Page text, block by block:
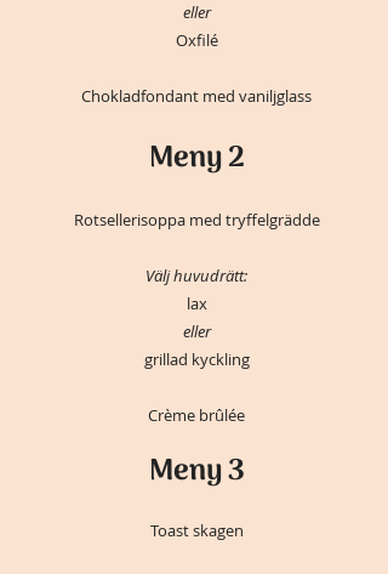
eller
Oxfilé
Chokladfondant med vaniljglass
Meny 2
Rotsellerisoppa med tryffelgrädde
Välj huvudrätt:
lax
eller
grillad kyckling
Crème brûlée
Meny 3
Toast skagen